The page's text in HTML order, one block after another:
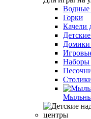
Водные
Горки
Качели
Домики
Наборы